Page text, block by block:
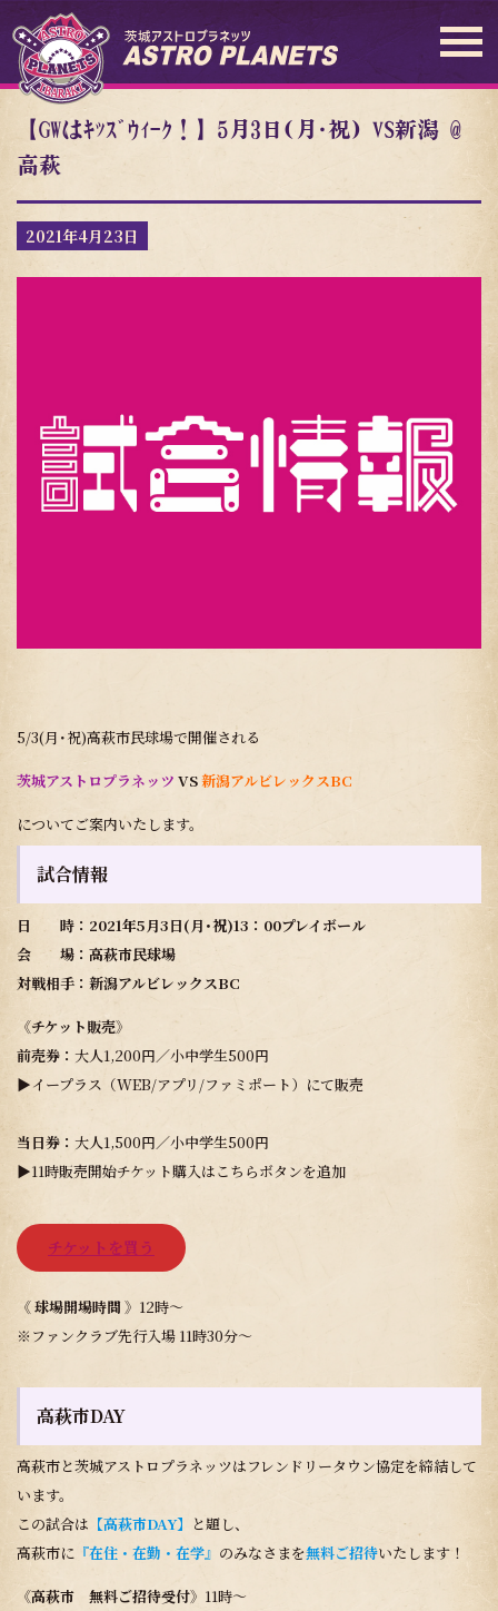
【GWはｷｯｽﾞｳｨｰｸ！】5月3日(月･祝) VS新潟 @
高萩
2021年4月23日
5/3(月･祝)高萩市民球場で開催される
茨城アストロプラネッツ VS新潟アルビレックスBC
についてご案内いたします。
試合情報
日 時：2021年5月3日(月･祝)13：00プレイボール
会 場：高萩市民球場
対戦相手：新潟アルビレックスBC
《チケット販売》
前売券： 大人1,200円／小中学生500円
▶イープラス（WEB/アプリ/ファミポート）にて販売
当日券： 大人1,500円／小中学生500円
▶11時販売開始チケット購入はこちらボタンを追加
チケットを買う
《 球場開場時間 》 12時～
※ファンクラブ先行入場 11時30分～
高萩市DAY
高萩市と茨城アストロプラネッツはフレンドリータウン協定を締結して
います。
この試合は 【高萩市DAY】 と題し、
高萩市に 『在住・在勤・在学』 のみなさまを無料ご招待いたします！
《高萩市 無料ご招待受付》 11時～